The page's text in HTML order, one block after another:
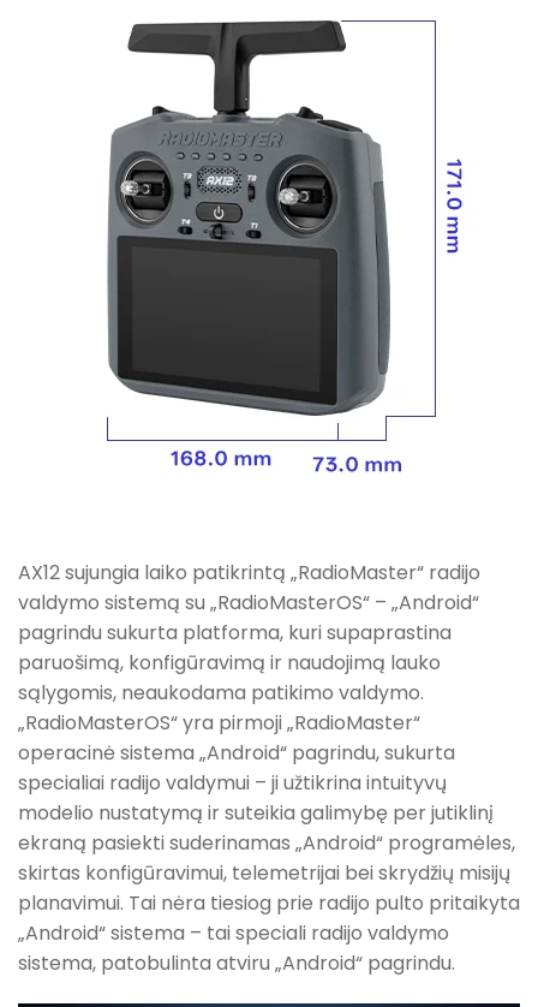
AX12 sujungia laiko patikrintą „RadioMaster“ radijo
valdymo sistemą su „RadioMasterOS“ – „Android“
pagrindu sukurta platforma, kuri supaprastina
paruošimą, konfigūravimą ir naudojimą lauko
sąlygomis, neaukodama patikimo valdymo.
„RadioMasterOS“ yra pirmoji „RadioMaster“
operacinė sistema „Android“ pagrindu, sukurta
specialiai radijo valdymui – ji užtikrina intuityvų
modelio nustatymą ir suteikia galimybę per jutiklinį
ekraną pasiekti suderinamas „Android“ programėles,
skirtas konfigūravimui, telemetrijai bei skrydžių misijų
planavimui. Tai nėra tiesiog prie radijo pulto pritaikyta
„Android“ sistema – tai speciali radijo valdymo
sistema, patobulinta atviru „Android“ pagrindu.